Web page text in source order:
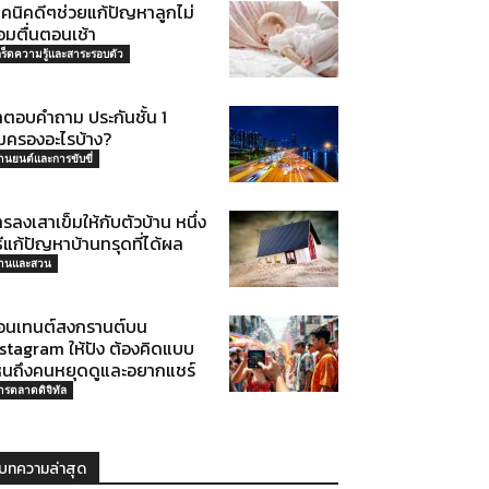
คนิคดีๆช่วยแก้ปัญหาลูกไม่
มตื่นตอนเช้า
ร็ดความรู้และสาระรอบตัว
ตอบคำถาม ประกันชั้น 1
รองอะไรบ้าง?
นยนต์และการขับขี่
ลงเสาเข็มให้กับตัวบ้าน หนึ่ง
แก้ปัญหาบ้านทรุดที่ได้ผล
นและสวน
นเทนต์สงกรานต์บน
ให้ปัง ต้องคิดแบบ
นถึงคนหยุดดูและอยากแชร์
รตลาดดิจิทัล
บทความล่าสุด